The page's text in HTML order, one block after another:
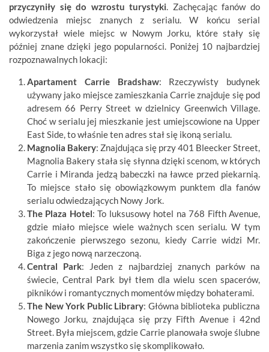
przyczyniły się do wzrostu turystyki. Zachęcając fanów do
odwiedzenia miejsc znanych z serialu. W końcu serial
wykorzystał wiele miejsc w Nowym Jorku, które stały się
później znane dzięki jego popularności. Poniżej 10 najbardziej
rozpoznawalnych lokacji:
Apartament Carrie Bradshaw: Rzeczywisty budynek
używany jako miejsce zamieszkania Carrie znajduje się pod
adresem 66 Perry Street w dzielnicy Greenwich Village.
Choć w serialu jej mieszkanie jest umiejscowione na Upper
East Side, to właśnie ten adres stał się ikoną serialu.
Magnolia Bakery: Znajdująca się przy 401 Bleecker Street,
Magnolia Bakery stała się słynna dzięki scenom, w których
Carrie i Miranda jedzą babeczki na ławce przed piekarnią.
To miejsce stało się obowiązkowym punktem dla fanów
serialu odwiedzających Nowy Jork.
The Plaza Hotel: To luksusowy hotel na 768 Fifth Avenue,
gdzie miało miejsce wiele ważnych scen serialu. W tym
zakończenie pierwszego sezonu, kiedy Carrie widzi Mr.
Biga z jego nową narzeczoną.
Central Park: Jeden z najbardziej znanych parków na
świecie, Central Park był tłem dla wielu scen spacerów,
pikników i romantycznych momentów między bohaterami.
The New York Public Library: Główna biblioteka publiczna
Nowego Jorku, znajdująca się przy Fifth Avenue i 42nd
Street. Była miejscem, gdzie Carrie planowała swoje ślubne
marzenia zanim wszystko się skomplikowało.